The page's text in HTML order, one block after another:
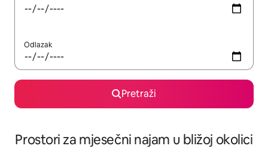
Odlazak
Pretraži
Prostori za mjesečni najam u bližoj okolici